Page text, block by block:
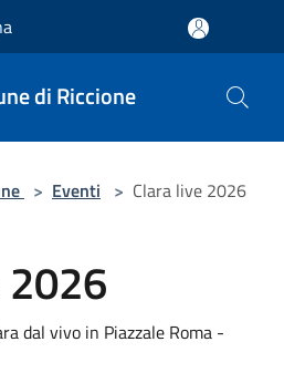
di Riccione
> Eventi > Clara live 2026
dal vivo in Piazzale Roma -